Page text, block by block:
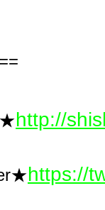
http://
https://